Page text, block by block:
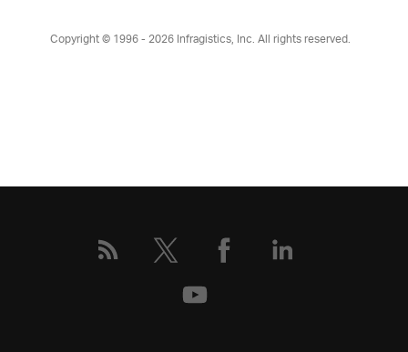
Copyright © 1996 - 2026Infragistics, Inc. All rights reserved.